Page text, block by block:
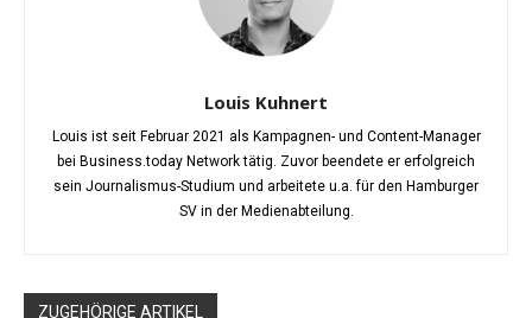
Louis Kuhnert
Louis ist seit Februar 2021 als Kampagnen- und Content-Manager
bei Business.today Network tätig. Zuvor beendete er erfolgreich
sein Journalismus-Studium und arbeitete u.a. für den Hamburger
SV in der Medienabteilung.
ZUGEHÖRIGE ARTIKEL